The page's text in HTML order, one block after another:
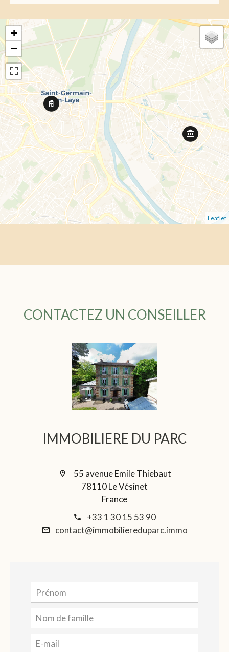
+
−
Leaflet
CONTACTEZ UN CONSEILLER
IMMOBILIERE DU PARC
55 avenue Emile Thiebaut
78110 Le Vésinet
France
+33 1 30 15 53 90
contact@immobiliereduparc.immo